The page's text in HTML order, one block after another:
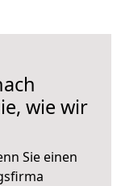
wie wir
Sie einen